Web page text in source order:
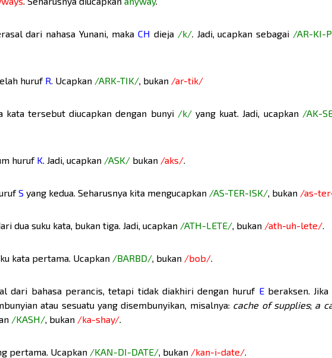
dari nahasa Yunani, maka CH dieja /k/. Jadi, ucapkan sebagai /AR-KI-
huruf R. Ucapkan /ARK-TIK/, bukan /ar-tik/
kata tersebut diucapkan dengan bunyi /k/yang kuat. Jadi, ucapkan /AK-
huruf K. Jadi, ucapkan /ASK/ bukan /aks/.
S yang kedua. Seharusnya kita mengucapkan /AS-TER-ISK/, bukan /as-
dua suku kata, bukan tiga. Jadi, ucapkan /ATH-LETE/, bukan /ath-uh-lete/.
kata pertama. Ucapkan /BARBD/, bukan /bob/.
dari bahasa perancis, tetapi tidak diakhiri dengan huruf Eberaksen. Jika
atau sesuatu yang disembunyikan, misalnya: cache of supplies; a
/KASH/, bukan /ka-shay/.
pertama. Ucapkan /KAN-DI-DATE/, bukan /kan-i-date/.